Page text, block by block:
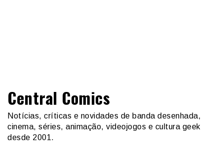
Central Comics
Notícias, críticas e novidades de banda desenhada,
cinema, séries, animação, videojogos e cultura geek
desde 2001.